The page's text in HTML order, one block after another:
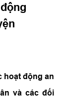
hoạt động an
và các đối